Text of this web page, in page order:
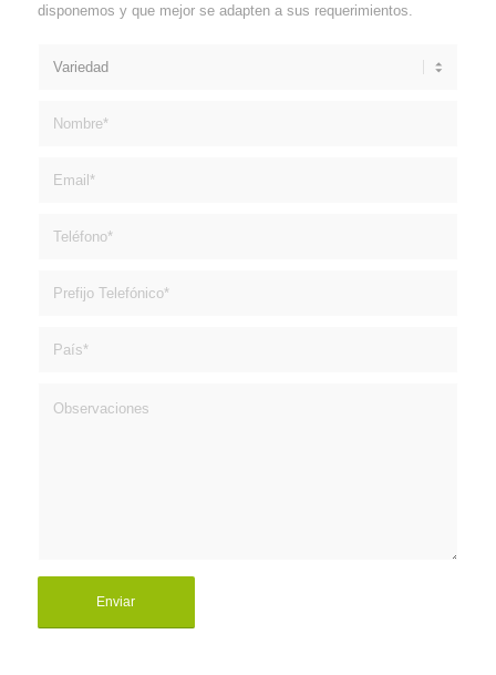
disponemos y que mejor se adapten a sus requerimientos.